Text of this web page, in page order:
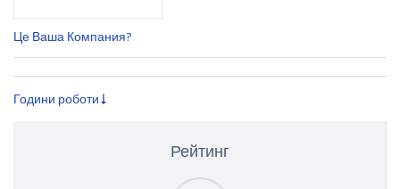
Це Ваша Компания?
Години роботи
Рейтинг